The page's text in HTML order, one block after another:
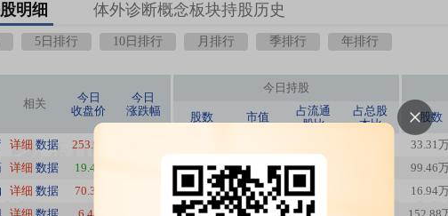
明细 体外诊断概念板块持股历史
5日排行 10日排行 月排行 季排行 年排行
相关
今日
收盘价
今日
涨跌幅
今日持股
股数
市值
占流通
股比
占总股
本比
股数
详细 数据 253.97 33.31
详细 数据 19.47 4800.68万 9.35亿 3.12% 99.46
详细 数据 70.38 1894.51万 13.33亿 1.49% 16.94